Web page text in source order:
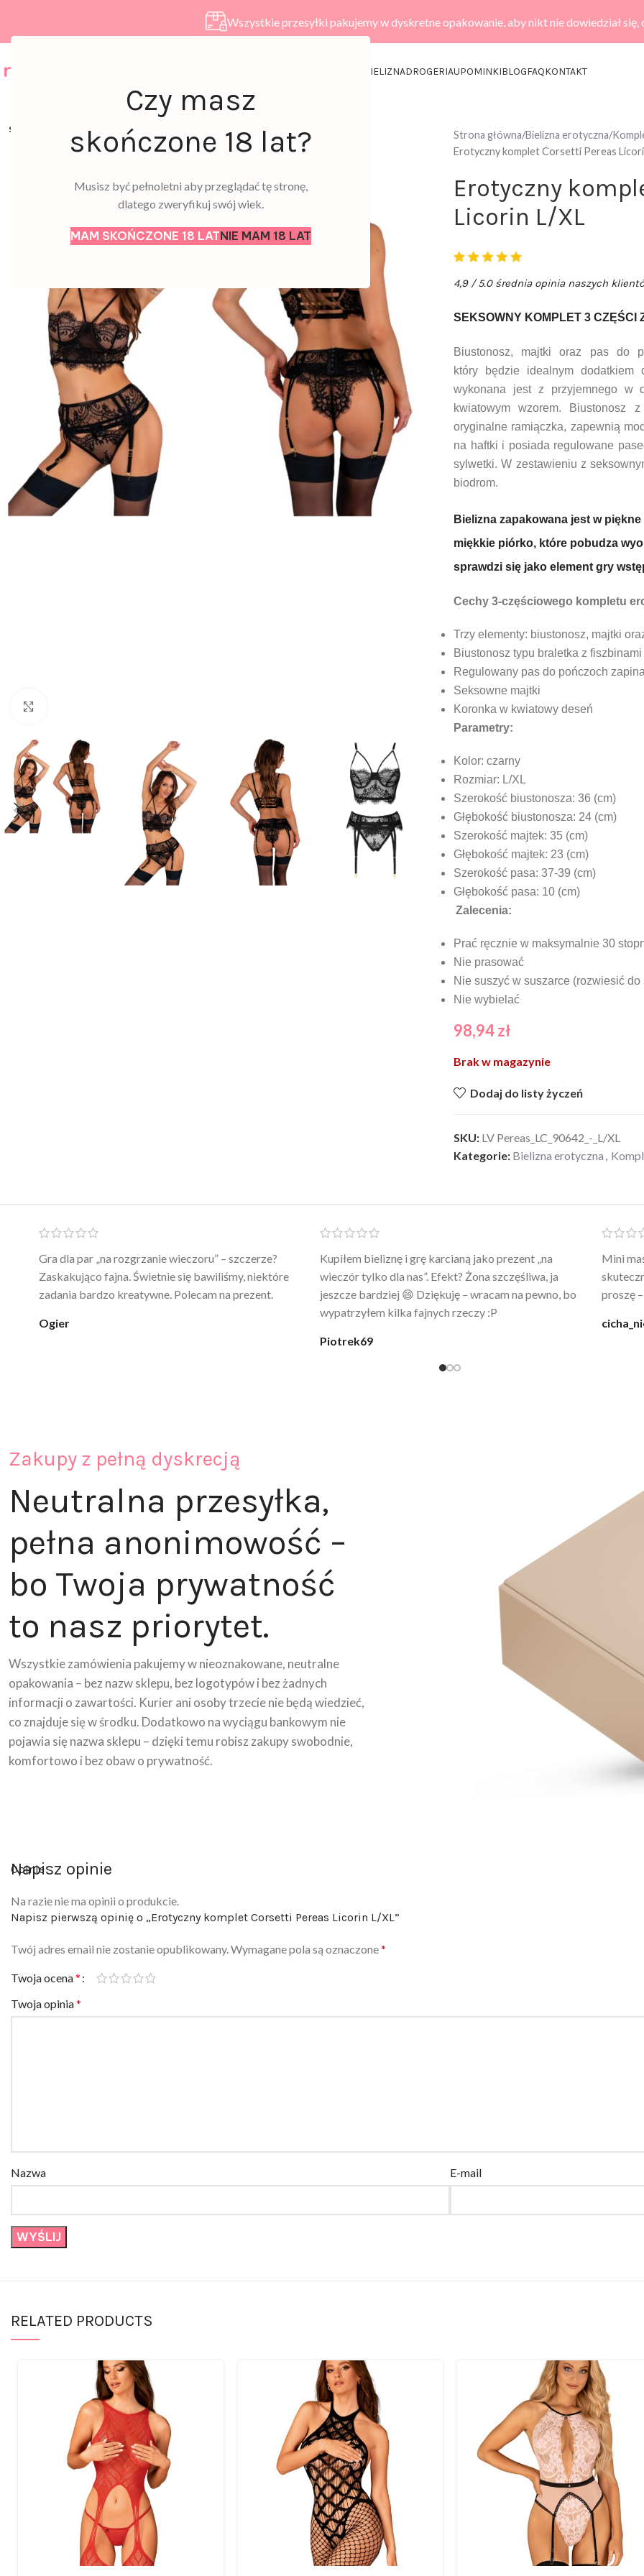
Czy masz
skończone 18 lat?
Musisz być pełnoletni aby przeglądać tę stronę,
dlatego zweryfikuj swój wiek.
MAM SKOŃCZONE 18 LATNIE MAM 18 LAT
Wszystkie przesyłki pakujemy w dyskretne opakowanie, aby nikt nie dowiedział się,
BIELIZNADROGERIAUPOMINKIBLOGFAQKONTAKT
SOLD
Strona główna Bielizna erotyczna
Erotyczny komplet Corsetti Pereas
Erotyczny
Licorin L/XL
4,9 / 5.0 średnia opinia naszych
SEKSOWNY KOMPLET 3 CZĘŚCI
Biustonosz, majtki oraz pas do
który będzie idealnym
wykonana jest z przyjemnego w
kwiatowym wzorem.
oryginalne ramiączka, zapewnią
na haftki i posiada regulowane
sylwetki. W zestawieniu z
biodrom.
Bielizna zapakowana jest w
miękkie piórko, które pobudza
sprawdzi się jako element gry
Cechy 3-częściowego kompletu
Trzy elementy: biustonosz, majtki
Biustonosz typu braletka z fiszbinami
Regulowany pas do pończoch
Seksowne majtki
Koronka w kwiatowy deseń
Parametry:
Kolor: czarny
Rozmiar: L/XL
Szerokość biustonosza: 36 (cm)
Głębokość biustonosza: 24 (cm)
Szerokość majtek: 35 (cm)
Głębokość majtek: 23 (cm)
Szerokość pasa: 37-39 (cm)
Głębokość pasa: 10 (cm)
Zalecenia:
Prać ręcznie w maksymalnie 30
Nie prasować
Nie suszyć w suszarce (rozwiesić do
Nie wybielać
98,94zł
Brak w magazynie
Dodaj do listy życzeń
SKU: LV Pereas_LC_90642_-_L/XL
Kategorie: Bielizna erotyczna ,
Ten żel intymny to był strzał w 10 – nie tylko
poprawia komfort, ale też daje przyjemne uczucie
ciepła. Nie uczula, bez zapachu. Kupuję już 3 raz i na
Po prostu WOW! Szlafrok to sztos – lekki, chłodny, a
wygląda jak z luksusowego butiku. Noszę
codziennie po kąpieli z mężem.
@karolina_dream
świetny
Zakupy z pełną dyskrecją
Neutralna przesyłka,
pełna anonimowość –
bo Twoja prywatność
to nasz priorytet.
Wszystkie zamówienia pakujemy w nieoznakowane, neutralne
opakowania – bez nazw sklepu, bez logotypów i bez żadnych
informacji o zawartości. Kurier ani osoby trzecie nie będą wiedzieć,
co znajduje się w środku. Dodatkowo na wyciągu bankowym nie
pojawia się nazwa sklepu – dzięki temu robisz zakupy swobodnie,
komfortowo i bez obaw o prywatność.
Napisz opinie
Opinie
Na razie nie ma opinii o produkcie.
Napisz pierwszą opinię o „Erotyczny komplet Corsetti Pereas Licorin L/XL”
Twój adres email nie zostanie opublikowany.Wymagane pola są oznaczone*
Twoja ocena*
Twoja opinia*
Nazwa E-mail
RELATED PRODUCTS